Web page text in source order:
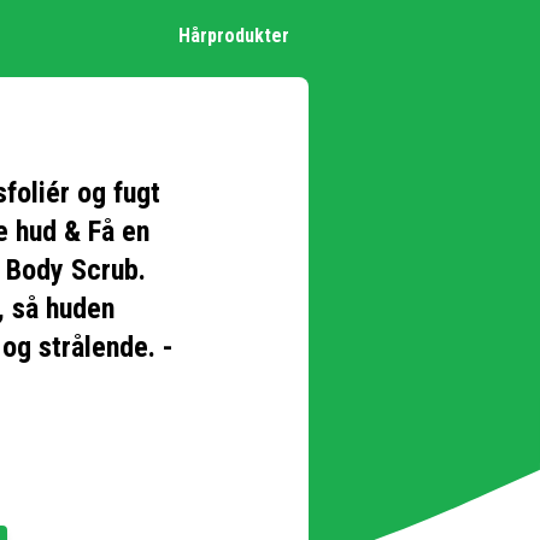
Hårprodukter
og fugt
& Få en
Scrub.
huden
strålende. -